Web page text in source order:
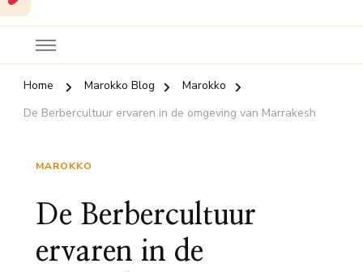
Home Marokko Blog
Marokko
De Berbercultuur ervaren in de omgeving van Marrakesh
MAROKKO
De Berbercultuur
ervaren in de